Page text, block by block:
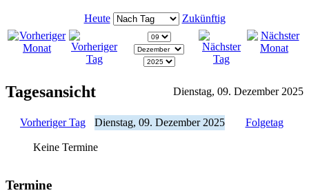
Heute Zukünftig
Tagesansicht Dienstag, 09. Dezember 2025
Vorheriger Tag Dienstag, 09. Dezember 2025 Folgetag
Keine Termine
Termine